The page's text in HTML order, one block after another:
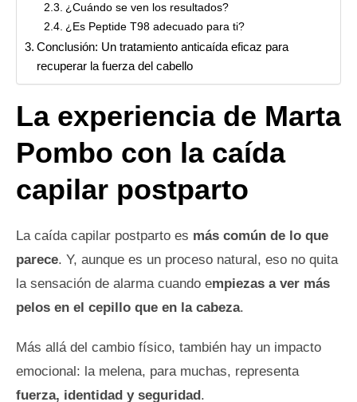
¿Cuándo se ven los resultados?
¿Es Peptide T98 adecuado para ti?
Conclusión: Un tratamiento anticaída eficaz para
recuperar la fuerza del cabello
La experiencia de Marta
Pombo con la caída
capilar postparto
La caída capilar postparto es más común de lo que
parece. Y, aunque es un proceso natural, eso no quita
la sensación de alarma cuando empiezas a ver más
pelos en el cepillo que en la cabeza.
Más allá del cambio físico, también hay un impacto
emocional: la melena, para muchas, representa
fuerza, identidad y seguridad.